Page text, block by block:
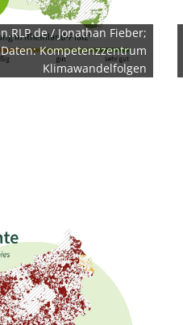
/ Jonathan Fieber;
Daten: Kompetenzzentrum
Klimawandelfolgen